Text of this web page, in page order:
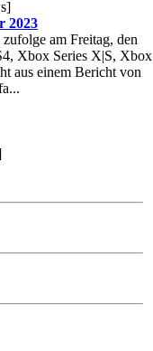
2023
am Freitag, den
Xbox Series X|S, Xbox
aus einem Bericht von